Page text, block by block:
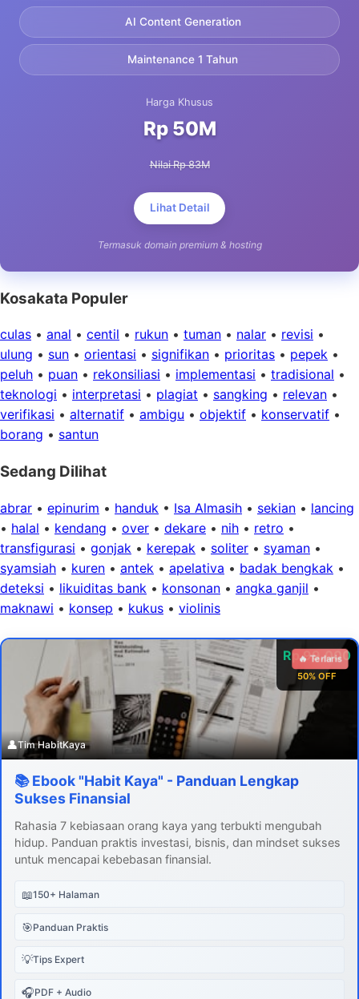
AI Content Generation
Maintenance 1 Tahun
Harga Khusus
Rp 50M
Nilai Rp 83M
Lihat Detail
Termasuk domain premium & hosting
Kosakata Populer
culas • anal • centil • rukun • tuman • nalar • revisi •
ulung • sun • orientasi • signifikan • prioritas • pepek •
peluh • puan • rekonsiliasi • implementasi • tradisional •
teknologi • interpretasi • plagiat • sangking • relevan •
verifikasi • alternatif • ambigu • objektif • konservatif •
borang • santun
Sedang Dilihat
abrar • epinurim • handuk • Isa Almasih • sekian • lancing
• halal • kendang • over • dekare • nih • retro •
transfigurasi • gonjak • kerepak • soliter • syaman •
syamsiah • kuren • antek • apelativa • badak bengkak •
deteksi • likuiditas bank • konsonan • angka ganjil •
maknawi • konsep • kukus • violinis
Rp 99.000
50% OFF
🔥 Terlaris
👤Tim HabitKaya
📚 Ebook "Habit Kaya" - Panduan Lengkap
Sukses Finansial
Rahasia 7 kebiasaan orang kaya yang terbukti mengubah
hidup. Panduan praktis investasi, bisnis, dan mindset sukses
untuk mencapai kebebasan finansial.
📖150+ Halaman
🎯Panduan Praktis
💡Tips Expert
🎧PDF + Audio